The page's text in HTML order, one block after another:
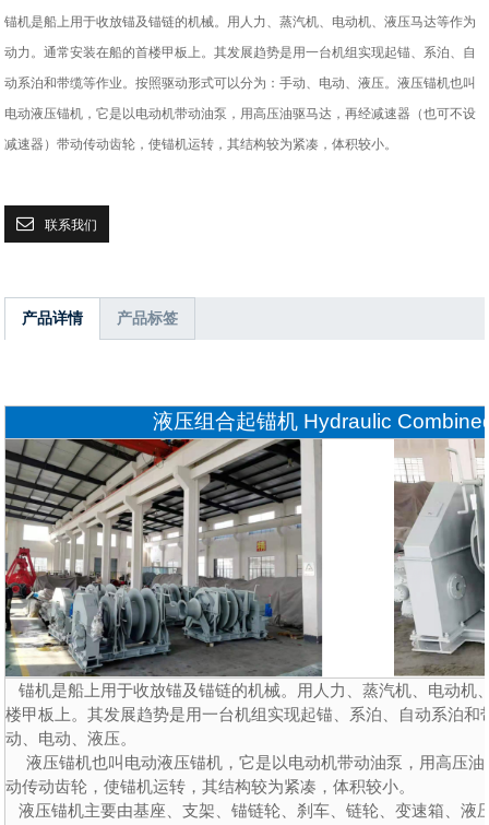
锚机是船上用于收放锚及锚链的机械。用人力、蒸汽机、电动机、液压马达等作为
动力。通常安装在船的首楼甲板上。其发展趋势是用一台机组实现起锚、系泊、自
动系泊和带缆等作业。按照驱动形式可以分为：手动、电动、液压。液压锚机也叫
电动液压锚机，它是以电动机带动油泵，用高压油驱马达，再经减速器（也可不设
减速器）带动传动齿轮，使锚机运转，其结构较为紧凑，体积较小。
联系我们
产品详情 产品标签
液压组合起锚机 Hydraulic
锚机是船上用于收放锚及锚链的机械。用人力、蒸汽机、电动机
楼甲板上。其发展趋势是用一台机组实现起锚、系泊、自动系泊
动、电动、液压。
液压锚机也叫电动液压锚机，它是以电动机带动油泵，用高压
动传动齿轮，使锚机运转，其结构较为紧凑，体积较小。
液压锚机主要由基座、支架、锚链轮、刹车、链轮、变速箱、液